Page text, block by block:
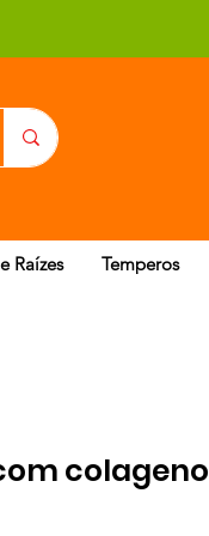
Raízes Temperos
colageno